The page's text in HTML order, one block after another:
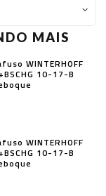
MAIS
WINTERHOFF
10-17-B
WINTERHOFF
10-17-B